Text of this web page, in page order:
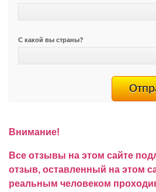
С какой вы страны?
Внимание!
Все отзывы на этом сайте
отзыв, оставленный на этом
реальным человеком